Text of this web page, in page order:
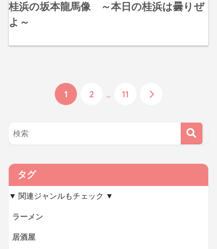
桂浜の坂本龍馬像 ～本日の桂浜は曇りぜ
よ～
1 2 … 11
タグ
▼ 関連ジャンルもチェック ▼
ラーメン
居酒屋